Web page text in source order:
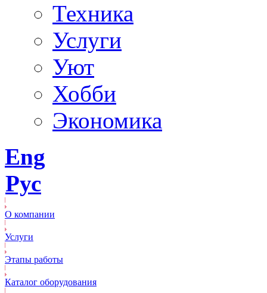
Техника
Услуги
Уют
Хобби
Экономика
Eng
Рус
О компании
Услуги
Этапы работы
Каталог оборудования